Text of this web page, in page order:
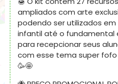
ampliados com arte
podendo ser utilizados
infantil até o fundamental
para recepcionar seus
com esse tema super
🥳🤩